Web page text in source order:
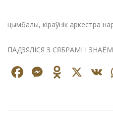
цымбалы, кіраўнік аркестра
ПАДЗЯЛІСЯ З СЯБРАМІ І
Facebook
X